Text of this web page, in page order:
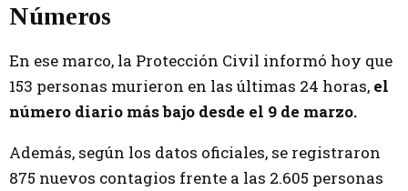
Números
En ese marco, la Protección Civil informó hoy que
153 personas murieron en las últimas 24 horas, el
número diario más bajo desde el 9 de marzo.
Además, según los datos oficiales, se registraron
875 nuevos contagios frente a las 2.605 personas